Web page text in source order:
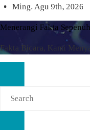
Skip
to
content
Ming. Agu 9th, 2026
Menerangi Fakta
Fakta Bicara, Kami